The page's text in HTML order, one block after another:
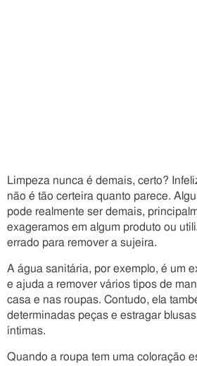
Limpeza nunca é demais, certo?
não é tão certeira quanto parece.
pode realmente ser demais,
exageramos em algum produto ou
errado para remover a sujeira.
A água sanitária, por exemplo, é um
e ajuda a remover vários tipos de
casa e nas roupas. Contudo, ela
determinadas peças e estragar
íntimas.
Quando a roupa tem uma coloração